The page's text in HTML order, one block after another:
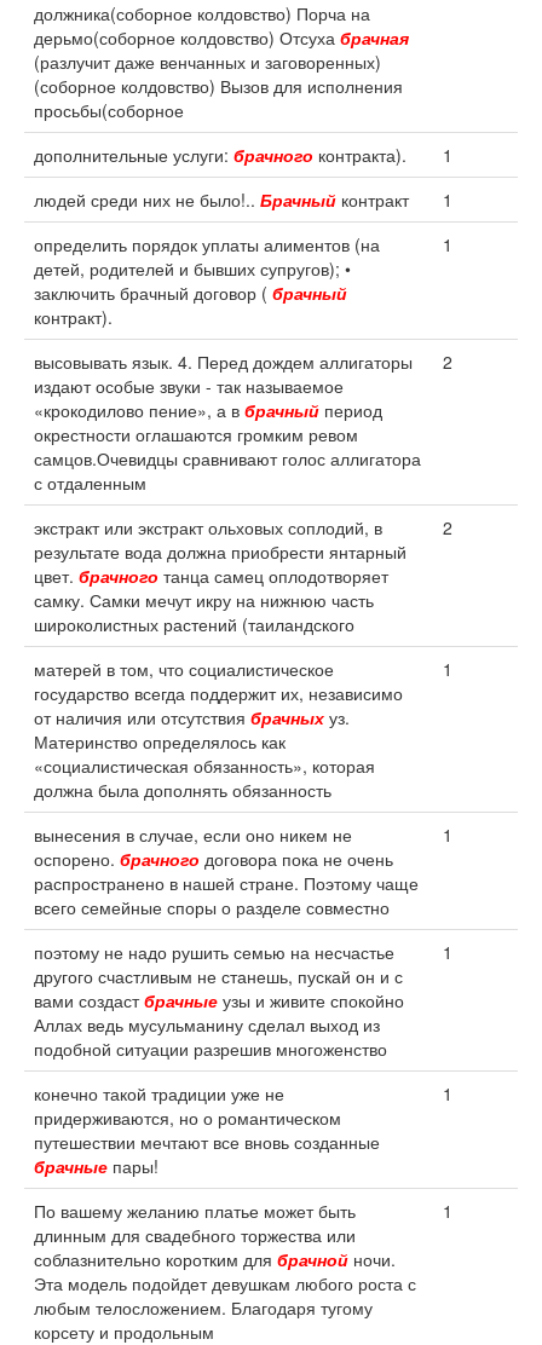
должника(соборное колдовство) Порча на
дерьмо(соборное колдовство) Отсуха брачная
(разлучит даже венчанных и заговоренных)
(соборное колдовство) Вызов для исполнения
просьбы(соборное
дополнительные услуги: брачного контракта).
1
людей среди них не было!.. Брачный контракт
1
определить порядок уплаты алиментов (на
детей, родителей и бывших супругов); •
заключить брачный договор ( брачный
контракт).
1
высовывать язык. 4. Перед дождем аллигаторы
издают особые звуки - так называемое
«крокодилово пение», а в брачный период
окрестности оглашаются громким ревом
самцов.Очевидцы сравнивают голос аллигатора
с отдаленным
2
экстракт или экстракт ольховых соплодий, в
результате вода должна приобрести янтарный
цвет. брачного танца самец оплодотворяет
самку. Самки мечут икру на нижнюю часть
широколистных растений (таиландского
2
матерей в том, что социалистическое
государство всегда поддержит их, независимо
от наличия или отсутствия брачных уз.
Материнство определялось как
«социалистическая обязанность», которая
должна была дополнять обязанность
1
вынесения в случае, если оно никем не
оспорено. брачного договора пока не очень
распространено в нашей стране. Поэтому чаще
всего семейные споры о разделе совместно
1
поэтому не надо рушить семью на несчастье
другого счастливым не станешь, пускай он и с
вами создастбрачные узы и живите спокойно
Аллах ведь мусульманину сделал выход из
подобной ситуации разрешив многоженство
1
конечно такой традиции уже не
придерживаются, но о романтическом
путешествии мечтают все вновь созданные
брачные пары!
1
По вашему желанию платье может быть
длинным для свадебного торжества или
соблазнительно коротким для брачной ночи.
Эта модель подойдет девушкам любого роста с
любым телосложением. Благодаря тугому
корсету и продольным
1